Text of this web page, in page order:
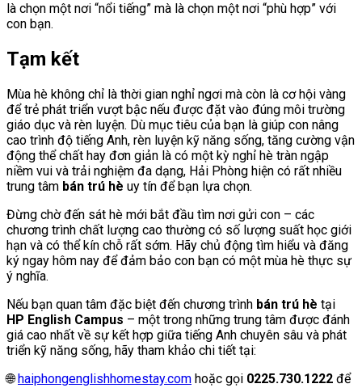
là chọn một nơi “nổi tiếng” mà là chọn một nơi “phù hợp” với
con bạn.
Tạm kết
Mùa hè không chỉ là thời gian nghỉ ngơi mà còn là cơ hội vàng
để trẻ phát triển vượt bậc nếu được đặt vào đúng môi trường
giáo dục và rèn luyện. Dù mục tiêu của bạn là giúp con nâng
cao trình độ tiếng Anh, rèn luyện kỹ năng sống, tăng cường vận
động thể chất hay đơn giản là có một kỳ nghỉ hè tràn ngập
niềm vui và trải nghiệm đa dạng, Hải Phòng hiện có rất nhiều
trung tâm bán trú hè uy tín để bạn lựa chọn.
Đừng chờ đến sát hè mới bắt đầu tìm nơi gửi con – các
chương trình chất lượng cao thường có số lượng suất học giới
hạn và có thể kín chỗ rất sớm. Hãy chủ động tìm hiểu và đăng
ký ngay hôm nay để đảm bảo con bạn có một mùa hè thực sự
ý nghĩa.
Nếu bạn quan tâm đặc biệt đến chương trình bán trú hè tại
HP English Campus – một trong những trung tâm được đánh
giá cao nhất về sự kết hợp giữa tiếng Anh chuyên sâu và phát
triển kỹ năng sống, hãy tham khảo chi tiết tại:
🌐 haiphongenglishhomestay.com hoặc gọi 0225.730.1222 để